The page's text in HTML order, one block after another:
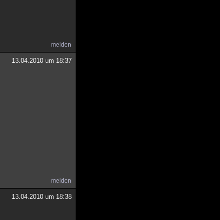
melden
13.04.2010 um 18:37
melden
13.04.2010 um 18:38